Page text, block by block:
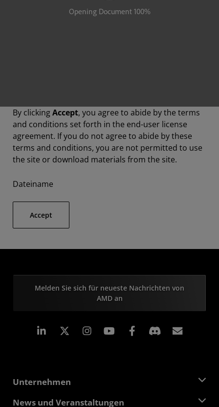
By clickingAccept, you agree to abide by the terms
and conditions set forth in the end-user license
agreement. If you do not agree to abide by these
terms and conditions, you are not permitted to use
the site or download materials from the site.
Dateiname
Accept
Melden Sie sich für neueste Nachrichten von
AMD an
LinkedIn Instagram Facebook
Unternehmen
Über AMD
News und Veranstaltungen